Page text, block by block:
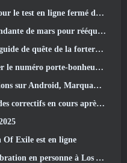
d'avril de MapleStory Classic World
le partage et introduire du nouveau contenu
de la forteresse de Whitecrown
13 Avec des événements d'anniversaire
le retour de Fortnite sur le Play Store
cours après le lancement de Mirage
Exile est en ligne
Avant les sept péchés capitaux: Lancement d'origine